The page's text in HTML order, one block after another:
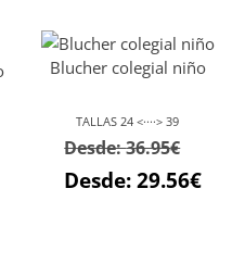
Blucher colegial niño
TALLAS 24 <····> 39
Desde:36.95€
Desde:29.56€